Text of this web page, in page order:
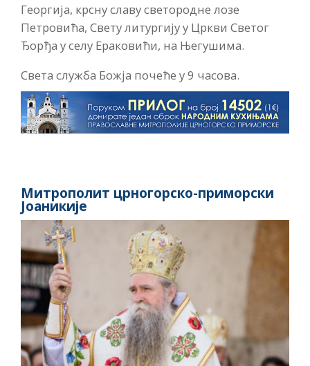
Георгија, крсну славу светородне лозе
Петровића, Свету литургију у Цркви Светог
Ђорђа у селу Ераковићи, на Његушима.
Света служба Божја почеће у 9 часова.
Митрополит црногорско-приморски
Јоаникије